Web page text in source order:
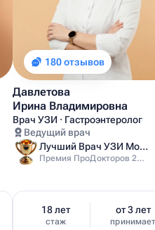
180 отзывов
Давлетова
Ирина Владимировна
Врач УЗИ · Гастроэнтеролог
Ведущий врач
Лучший Врач УЗИ Москвы
Премия ПроДокторов 2025
18 лет
стаж
от 3 лет
принимает